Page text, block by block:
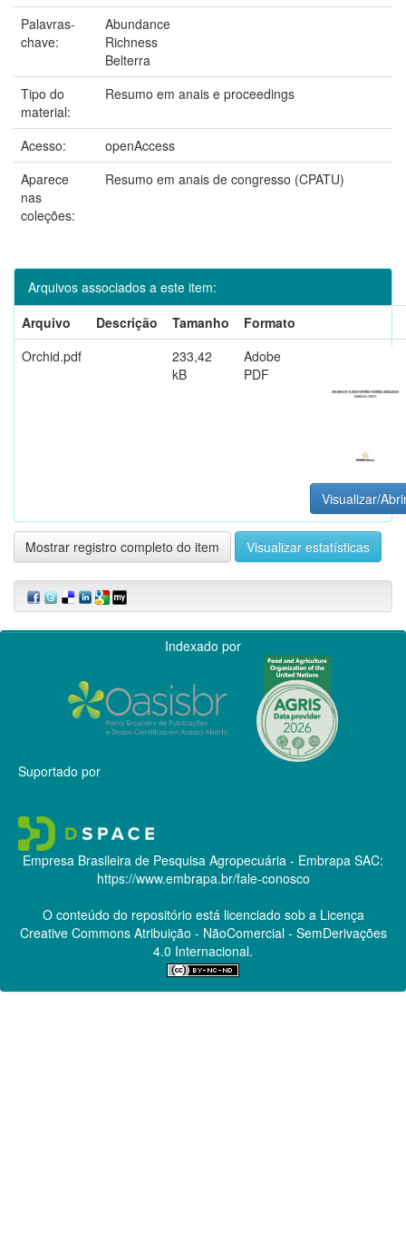
Palavras-
chave:
Abundance
Richness
Belterra
Tipo do
material:
Resumo em anais e proceedings
Acesso:
openAccess
Aparece
nas
coleções:
Resumo em anais de congresso (CPATU)
Arquivos associados a este item:
Arquivo
Descrição Tamanho
Formato
Orchid.pdf
233,42
kB
Adobe
PDF
Visualizar/
Mostrar registro completo do item Visualizar estatísticas
Indexado por
Suportado por
Empresa Brasileira de Pesquisa Agropecuária - Embrapa SAC:
https://www.embrapa.br/fale-conosco
O conteúdo do repositório está licenciado sob a Licença
Creative CommonsAtribuição - NãoComercial - SemDerivações
4.0 Internacional.